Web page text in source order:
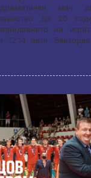
мач
до 20
на
12:14 пети.